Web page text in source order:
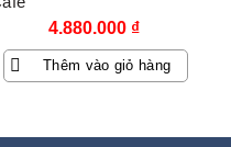
4.880.000 ₫
Thêm vào giỏ hàng